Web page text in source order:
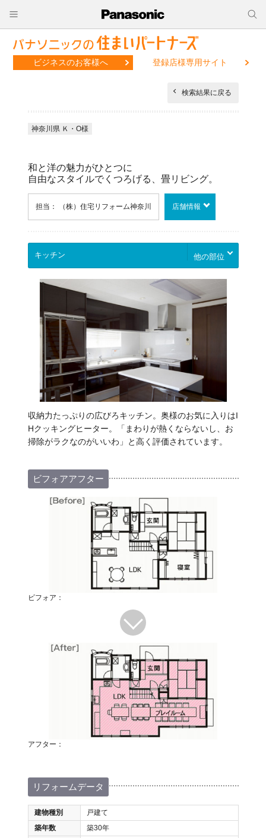
ビジネスのお客様へ 登録店様専用サイト
検索結果に戻る
神奈川県 Ｋ・O様
和と洋の魅力がひとつに
自由なスタイルでくつろげる、畳リビング。
担当： （株）住宅リフォーム神奈川 店舗情報
他の部位
収納力たっぷりの広びろキッチン。奥様のお気に入りはI
Hクッキングヒーター。「まわりが熱くならないし、お
掃除がラクなのがいいわ」と高く評価されています。
ビフォアアフター
ビフォア：
アフター：
リフォームデータ
建物種別
戸建て
築年数
築30年